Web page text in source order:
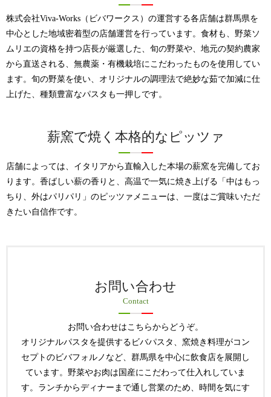
株式会社Viva-Works（ビバワークス）の運営する各店舗は群馬県を
中心とした地域密着型の店舗運営を行っています。食材も、野菜ソ
ムリエの資格を持つ店長が厳選した、旬の野菜や、地元の契約農家
から直送される、無農薬・有機栽培にこだわったものを使用してい
ます。旬の野菜を使い、オリジナルの調理法で絶妙な茹で加減に仕
上げた、種類豊富なパスタも一押しです。
薪窯で焼く本格的なピッツァ
店舗によっては、イタリアから直輸入した本場の薪窯を完備してお
ります。香ばしい薪の香りと、高温で一気に焼き上げる「中はもっ
ちり、外はパリパリ」のピッツァメニューは、一度はご賞味いただ
きたい自信作です。
お問い合わせ
Contact
お問い合わせはこちらからどうぞ。
オリジナルパスタを提供するビバパスタ、窯焼き料理がコン
セプトのビバフォルノなど、群馬県を中心に飲食店を展開し
ています。野菜やお肉は国産にこだわって仕入れしていま
す。ランチからディナーまで通し営業のため、時間を気にす